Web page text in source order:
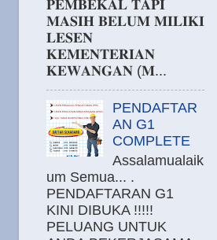
𝐏𝐄𝐌𝐁𝐄𝐊𝐀𝐋 𝐓𝐀𝐏𝐈
𝐌𝐀𝐒𝐈𝐇 𝐁𝐄𝐋𝐔𝐌 𝐌𝐈𝐋𝐈𝐊𝐈
𝐋𝐄𝐒𝐄𝐍
𝐊𝐄𝐌𝐄𝐍𝐓𝐄𝐑𝐈𝐀𝐍
𝐊𝐄𝐖𝐀𝐍𝐆𝐀𝐍 (𝐌...
PENDAFTAR
AN G1
COMPLETE
Assalamualaik
um Semua... .
PENDAFTARAN G1
KINI DIBUKA !!!!!
PELUANG UNTUK